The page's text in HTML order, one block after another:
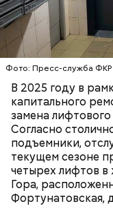
Фото: Пресс-служба
В 2025 году в
капитального
замена
Согласно
подъемники,
текущем сезоне
четырех лифтов
Гора,
Фортунатовская,
расположены по
текущем году
подъемники в
ремонта. В
1973 году по
типовой серии.
Фасады имеют
элементы
ЛИФТЫ ДОМА